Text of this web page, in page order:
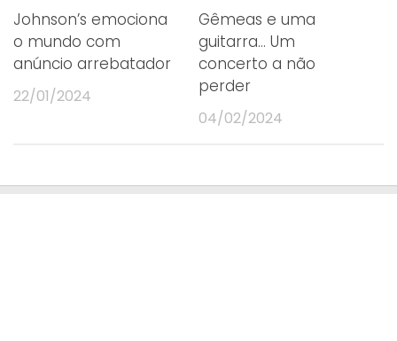
Johnson’s emociona
o mundo com
anúncio arrebatador
22/01/2024
Gêmeas e uma
guitarra… Um
concerto a não
perder
04/02/2024